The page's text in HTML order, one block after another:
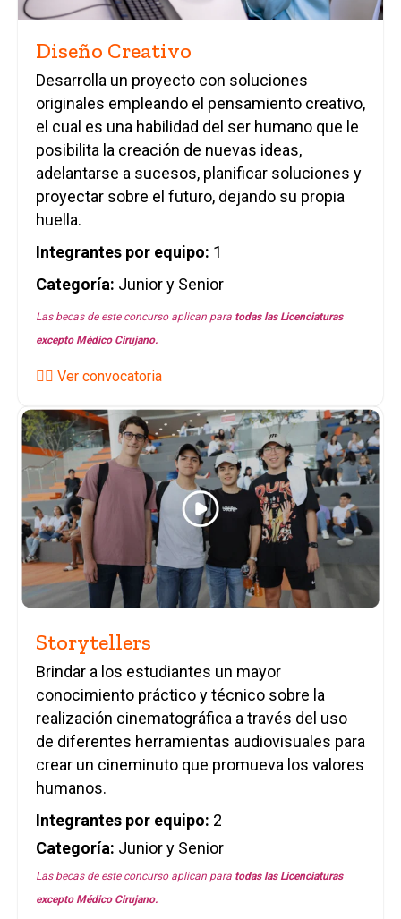
Diseño Creativo
Desarrolla un proyecto con soluciones
originales empleando el pensamiento creativo,
el cual es una habilidad del ser humano que le
posibilita la creación de nuevas ideas,
adelantarse a sucesos, planificar soluciones y
proyectar sobre el futuro, dejando su propia
huella.
Integrantes por equipo: 1
Categoría: Junior y Senior
Las becas de este concurso aplican para todas las Licenciaturas
excepto Médico Cirujano.
👉🏼 Ver convocatoria
Storytellers
Brindar a los estudiantes un mayor
conocimiento práctico y técnico sobre la
realización cinematográfica a través del uso
de diferentes herramientas audiovisuales para
crear un cineminuto que promueva los valores
humanos.
Integrantes por equipo: 2
Categoría: Junior y Senior
Las becas de este concurso aplican para todas lasLicenciaturas
excepto Médico Cirujano.